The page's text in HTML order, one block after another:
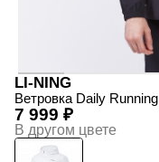
LI-NING
Ветровка Daily Running
7 999 ₽
В другом цвете